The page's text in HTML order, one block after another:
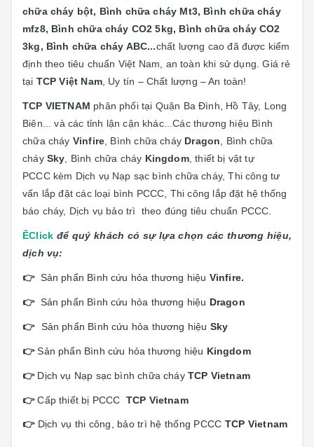
chữa cháy bột, Bình chữa cháy Mt3, Bình chữa cháy
mfz8, Bình chữa cháy CO2 5kg, Bình chữa cháy CO2
3kg, Bình chữa cháy ABC...chất lượng cao đã được kiểm
định theo tiêu chuẩn Việt Nam, an toàn khi sử dụng. Giá rẻ
tại TCP Việt Nam, Uy tín – Chất lượng – An toàn!
TCP VIETNAM phân phối tại Quận Ba Đình, Hồ Tây, Long
Biên... và các tỉnh lận cận khác...Các thương hiệu Bình
chữa cháy Vinfire , Bình chữa cháy Dragon , Bình chữa
cháy Sky , Bình chữa cháy Kingdom, thiết bị vật tự
PCCC kèm Dịch vụ Nạp sạc bình chữa cháy, Thi công tư
vấn lắp đặt các loại bình PCCC, Thi công lắp đặt hệ thống
báo cháy, Dịch vụ bảo trì theo đúng tiêu chuẩn PCCC.
ÊClick để quý khách có sự lựa chọn các thương hiệu,
dịch vụ:
👉 Sản phẩn Bình cứu hỏa thương hiệu Vinfire.
👉 Sản phẩn Bình cứu hỏa thương hiệu Dragon
👉 Sản phẩn Bình cứu hỏa thương hiệu Sky
👉Sản phẩn Bình cứu hỏa thương hiệu Kingdom
👉 Dịch vụ Nạp sạc bình chữa cháy TCP Vietnam
👉Cấp thiết bị PCCC TCP Vietnam
👉 Dịch vụ thi công, bảo trì hệ thống PCCC TCP Vietnam